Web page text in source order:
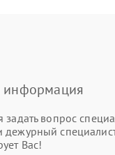
информация
задать вопрос
Вас!